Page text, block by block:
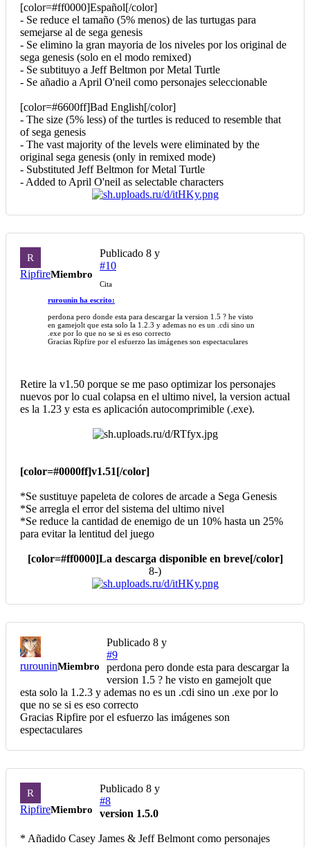
[color=#ff0000]Español[/color]
- Se reduce el tamaño (5% menos) de las turtugas para
semejarse al de sega genesis
- Se elimino la gran mayoria de los niveles por los original de
sega genesis (solo en el modo remixed)
- Se subtituyo a Jeff Beltmon por Metal Turtle
- Se añadio a April O'neil como personajes seleccionable
[color=#6600ff]Bad English[/color]
- The size (5% less) of the turtles is reduced to resemble that
of sega genesis
- The vast majority of the levels were eliminated by the
original sega genesis (only in remixed mode)
- Substituted Jeff Beltmon for Metal Turtle
- Added to April O'neil as selectable characters
R
RipfireMiembro
Publicado 8 y
#10
Cita
rurounin ha escrito:
perdona pero donde esta para descargar la version 1.5 ? he visto
en gamejolt que esta solo la 1.2.3 y ademas no es un .cdi sino un
.exe por lo que no se si es eso correcto
Gracias Ripfire por el esfuerzo las imágenes son espectaculares
Retire la v1.50 porque se me paso optimizar los personajes
nuevos por lo cual colapsa en el ultimo nivel, la version actual
es la 1.23 y esta es aplicación autocomprimible (.exe).
[color=#0000ff]v1.51[/color]
*Se sustituye papeleta de colores de arcade a Sega Genesis
*Se arregla el error del sistema del ultimo nivel
*Se reduce la cantidad de enemigo de un 10% hasta un 25%
para evitar la lentitud del juego
[color=#ff0000]La descarga disponible en breve[/color]
8-)
rurouninMiembro
Publicado 8 y
#9
perdona pero donde esta para descargar la
version 1.5 ? he visto en gamejolt que
esta solo la 1.2.3 y ademas no es un .cdi sino un .exe por lo
que no se si es eso correcto
Gracias Ripfire por el esfuerzo las imágenes son
espectaculares
R
RipfireMiembro
Publicado 8 y
#8
version 1.5.0
* Añadido Casey James & Jeff Belmont como personajes